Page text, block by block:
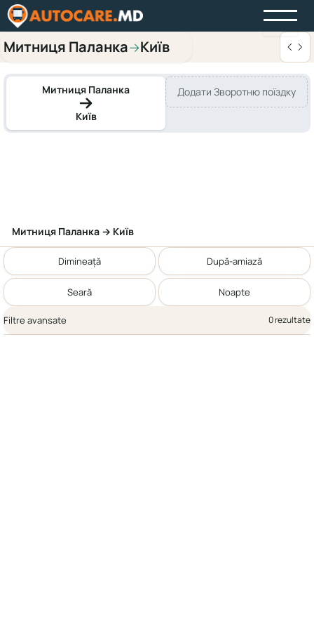
Митниця Паланка→Київ
Митниця Паланка
Київ
Додати Зворотню поїздку
Митниця Паланка → Київ
Dimineață După-amiază
Seară Noapte
Filtre avansate 0 rezultate